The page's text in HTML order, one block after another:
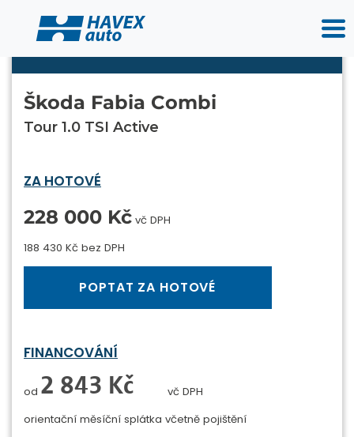
Škoda Fabia Combi
Tour 1.0 TSI Active
ZA HOTOVÉ
228 000 Kč vč DPH
188 430 Kč bez DPH
POPTAT ZA HOTOVÉ
FINANCOVÁNÍ
od 0 Kč
vč DPH
orientační měsíční splátka včetně pojištění